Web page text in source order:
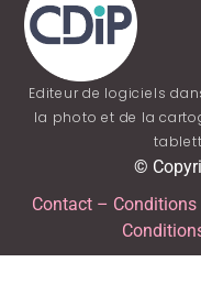
Editeur de logiciels
la photo et de la
©
Contact– Conditions